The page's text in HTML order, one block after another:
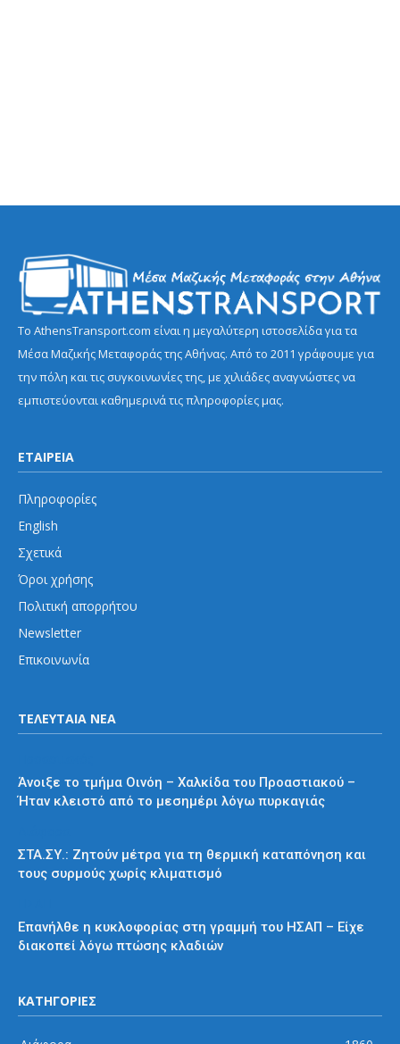
Το AthensTransport.com είναι η μεγαλύτερη ιστοσελίδα για τα
Μέσα Μαζικής Μεταφοράς της Αθήνας. Από το 2011 γράφουμε για
την πόλη και τις συγκοινωνίες της, με χιλιάδες αναγνώστες να
εμπιστεύονται καθημερινά τις πληροφορίες μας.
ΕΤΑΙΡΕΙΑ
Πληροφορίες
English
Σχετικά
Όροι χρήσης
Πολιτική απορρήτου
Newsletter
Επικοινωνία
ΤΕΛΕΥΤΑΙΑ ΝΕΑ
Άνοιξε το τμήμα Οινόη – Χαλκίδα του Προαστιακού –
Ήταν κλειστό από το μεσημέρι λόγω πυρκαγιάς
ΣΤΑ.ΣΥ.: Ζητούν μέτρα για τη θερμική καταπόνηση και
τους συρμούς χωρίς κλιματισμό
Επανήλθε η κυκλοφορίας στη γραμμή του ΗΣΑΠ – Είχε
διακοπεί λόγω πτώσης κλαδιών
ΚΑΤΗΓΟΡΙΕΣ